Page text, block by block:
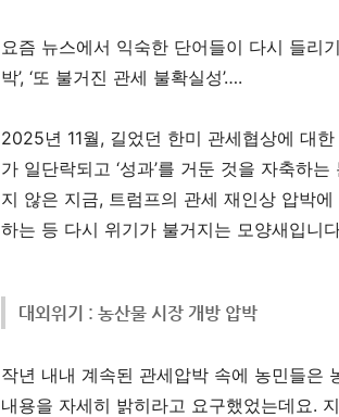
요즘 뉴스에서 익숙한 단어들이 다시 들리
박’, ‘또 불거진 관세 불확실성’….
2025년 11월, 길었던 한미 관세협상에 대
가 일단락되고 ‘성과’를 거둔 것을 자축하는
지 않은 지금, 트럼프의 관세 재인상 압박
하는 등 다시 위기가 불거지는 모양새입니
대외위기 : 농산물 시장 개방 압박
작년 내내 계속된 관세압박 속에 농민들은
내용을 자세히 밝히라고 요구했었는데요.